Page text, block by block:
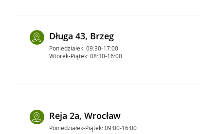
Długa 43, Brzeg
Poniedziałek: 09:30-17:00
Wtorek-Piątek: 08:30-16:00
Reja 2a, Wrocław
Poniedziałek-Piątek: 09:00-16:00